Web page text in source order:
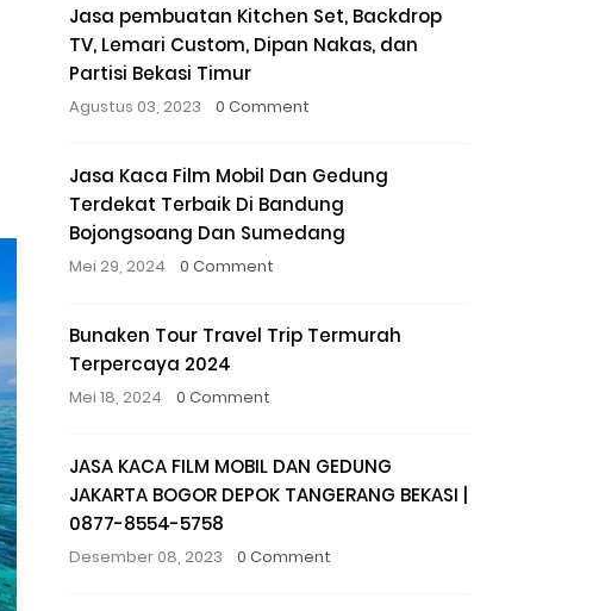
Jasa pembuatan Kitchen Set, Backdrop
TV, Lemari Custom, Dipan Nakas, dan
Partisi Bekasi Timur
Agustus 03, 2023 0 Comment
Jasa Kaca Film Mobil Dan Gedung
Terdekat Terbaik Di Bandung
Bojongsoang Dan Sumedang
Mei 29, 2024 0 Comment
Bunaken Tour Travel Trip Termurah
Terpercaya 2024
Mei 18, 2024 0 Comment
JASA KACA FILM MOBIL DAN GEDUNG
JAKARTA BOGOR DEPOK TANGERANG BEKASI |
0877-8554-5758
Desember 08, 2023 0 Comment